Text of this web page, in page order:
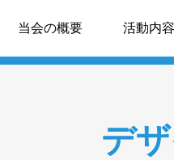
当会の概要 活動内容
報
デ